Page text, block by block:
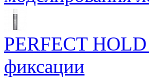
PERFECT
фиксации